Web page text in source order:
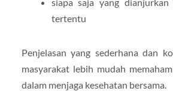
tertentu
Penjelasan yang sederhana dan
masyarakat lebih mudah
dalam menjaga kesehatan bersama.